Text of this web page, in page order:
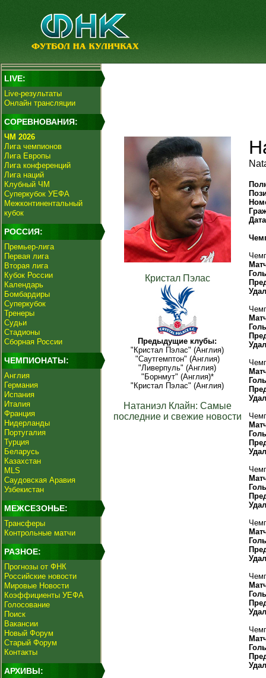
LIVE:
Live-результаты
Онлайн трансляции
СОРЕВНОВАНИЯ:
ЧМ 2026
Лига чемпионов
Лига Европы
Лига конференций
Лига наций
Клубный ЧМ
Суперкубок УЕФА
Межконтинентальный
кубок
РОССИЯ:
Премьер-лига
Первая лига
Вторая лига
Кубок России
Календарь
Бомбардиры
Суперкубок
Тренеры
Судьи
Стадионы
Сборная России
ЧЕМПИОНАТЫ:
Англия
Германия
Испания
Италия
Франция
Нидерланды
Португалия
Турция
Беларусь
Казахстан
MLS
Саудовская Аравия
Узбекистан
МЕЖСЕЗОНЬЕ:
Трансферы
Контрольные матчи
РАЗНОЕ:
Прогнозы от ФНК
Российские новости
Мировые Новости
Коэффициенты УЕФА
Голосование
Поиск
Вакансии
Новый Форум
Старый Форум
Контакты
АРХИВЫ:
Кристал Пэлас
Предыдущие клубы:
"Кристал Пэлас" (Англия)
"Саутгемптон" (Англия)
"Ливерпуль" (Англия)
"Борнмут" (Англия)*
"Кристал Пэлас" (Англия)
Натаниэл Клайн: Самые
последние и свежие новости